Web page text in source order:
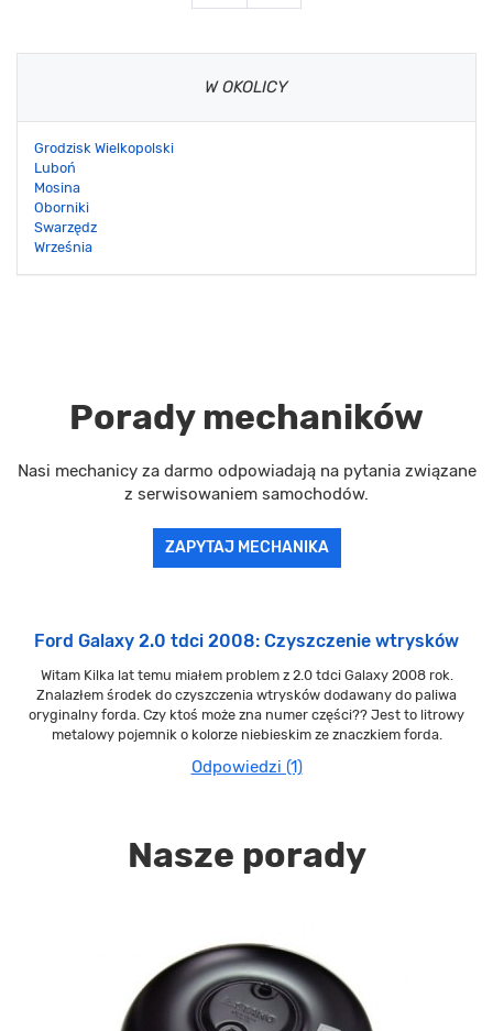
W OKOLICY
Grodzisk Wielkopolski
Luboń
Mosina
Oborniki
Swarzędz
Września
Porady mechaników
Nasi mechanicy za darmo odpowiadają na pytania związane
z serwisowaniem samochodów.
ZAPYTAJ MECHANIKA
Ford Galaxy 2.0 tdci 2008: Czyszczenie wtrysków
Witam Kilka lat temu miałem problem z 2.0 tdci Galaxy 2008 rok.
Znalazłem środek do czyszczenia wtrysków dodawany do paliwa
oryginalny forda. Czy ktoś może zna numer części?? Jest to litrowy
metalowy pojemnik o kolorze niebieskim ze znaczkiem forda.
Odpowiedzi (1)
Nasze porady